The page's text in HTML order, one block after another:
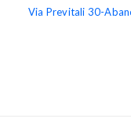
Via Previtali 30-